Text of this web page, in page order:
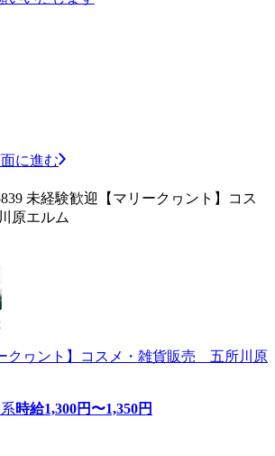
に進む
未経験歓迎【マリークヮント】コス
原エルム
クヮント】コスメ・雑貨販売 五所川原
時給1,300円〜1,350円